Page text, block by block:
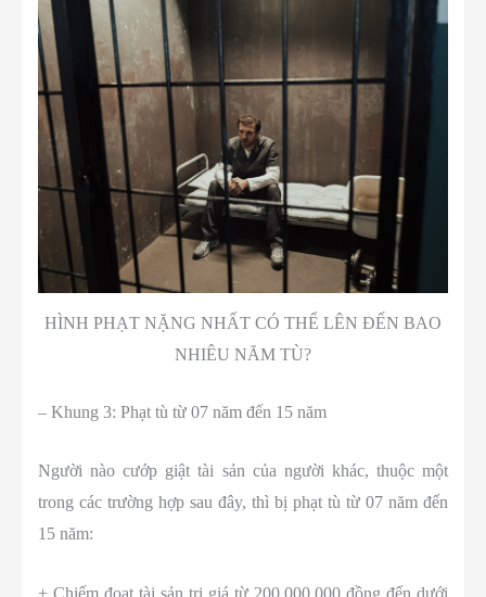
HÌNH PHẠT NẶNG NHẤT CÓ THỂ LÊN ĐẾN BAO
NHIÊU NĂM TÙ?
– Khung 3: Phạt tù từ 07 năm đến 15 năm
Người nào cướp giật tài sản của người khác, thuộc một
trong các trường hợp sau đây, thì bị phạt tù từ 07 năm đến
15 năm:
+ Chiếm đoạt tài sản trị giá từ 200.000.000 đồng đến dưới